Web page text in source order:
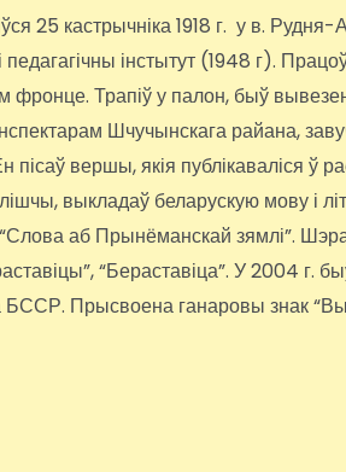
25 кастрычніка 1918 г. у в.
інстытут (1948 г).
фронце. Трапіў у палон, быў
Шчучынскага райана,
вершы, якія публікаваліся ў
выкладаў беларускую мову і
аб Прынёманскай зямлі”.
“Бераставіца”. У 2004 г.
Прысвоена ганаровы знак